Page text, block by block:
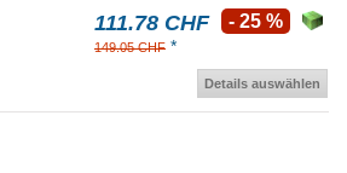
111.78 CHF
149.05 CHF *
- 25 %
Details auswählen